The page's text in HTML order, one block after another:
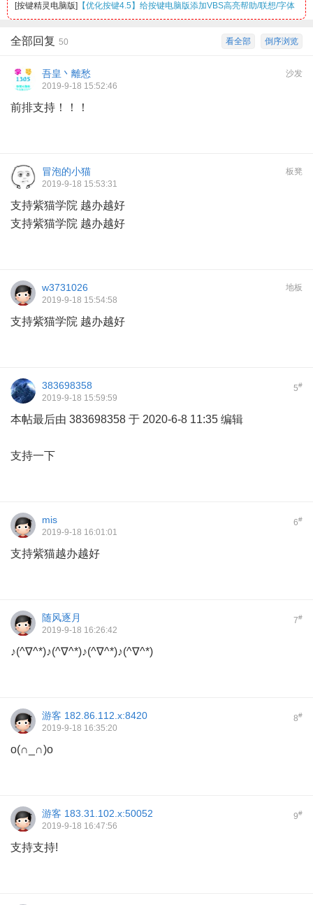
【优化按键4.5】给按键电脑版添加VBS高亮帮助/联想/字体
[按键精灵电脑版]
倒序浏览
看全部
全部回复 50
沙发
吾皇丶離愁
2019-9-18 15:52:46
前排支持！！！
板凳
冒泡的小猫
2019-9-18 15:53:31
支持紫猫学院 越办越好
支持紫猫学院 越办越好
地板
w3731026
2019-9-18 15:54:58
支持紫猫学院 越办越好
5#
383698358
2019-9-18 15:59:59
本帖最后由 383698358 于 2020-6-8 11:35 编辑
支持一下
6#
mis
2019-9-18 16:01:01
支持紫猫越办越好
7#
随风逐月
2019-9-18 16:26:42
♪(^∇^*)♪(^∇^*)♪(^∇^*)♪(^∇^*)
8#
游客 182.86.112.x:8420
2019-9-18 16:35:20
o(∩_∩)o
9#
游客 183.31.102.x:50052
2019-9-18 16:47:56
支持支持!